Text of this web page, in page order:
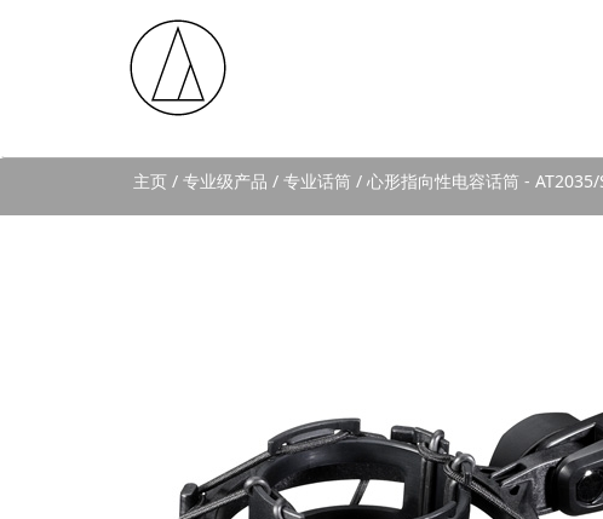
主页 / 专业级产品 / 专业话筒 / 心形指向性电容话筒 - AT2035/